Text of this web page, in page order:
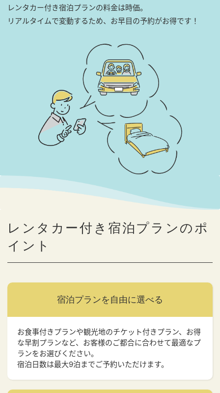
レンタカー付き宿泊プランの料金は時価。
リアルタイムで変動するため、お早目の予約がお得です！
レンタカー付き宿泊プランのポ
イント
宿泊プランを 自由に選べる
お食事付きプランや観光地のチケット付きプラン、お得
な早割プランなど、お客様のご都合に合わせて最適なプ
ランをお選びください。
宿泊日数は最大9泊までご予約いただけます。